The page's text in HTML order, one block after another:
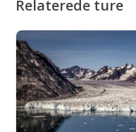
Relaterede ture